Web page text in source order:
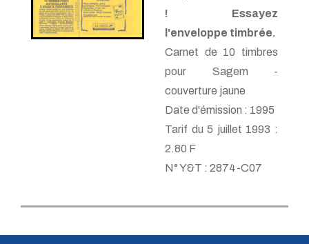
! Essayez
l'enveloppe timbrée.
Carnet de 10 timbres
pour Sagem -
couverture jaune
Date d'émission : 1995
Tarif du 5 juillet 1993 :
2.80 F
N° Y&T : 2874-C07